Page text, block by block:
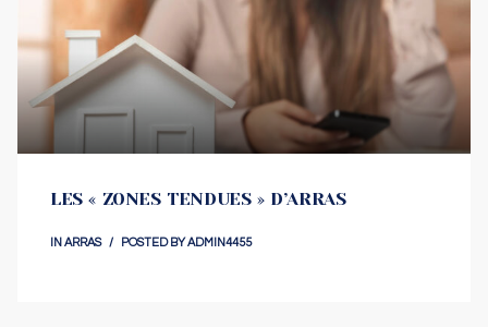
LES « ZONES TENDUES » D’ARRAS
IN ARRAS POSTED BYADMIN4455